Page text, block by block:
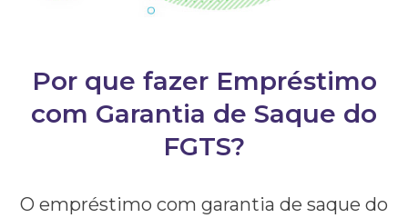
Por que fazer Empréstimo
com Garantia de Saque do
FGTS?
O empréstimo com garantia de saque do